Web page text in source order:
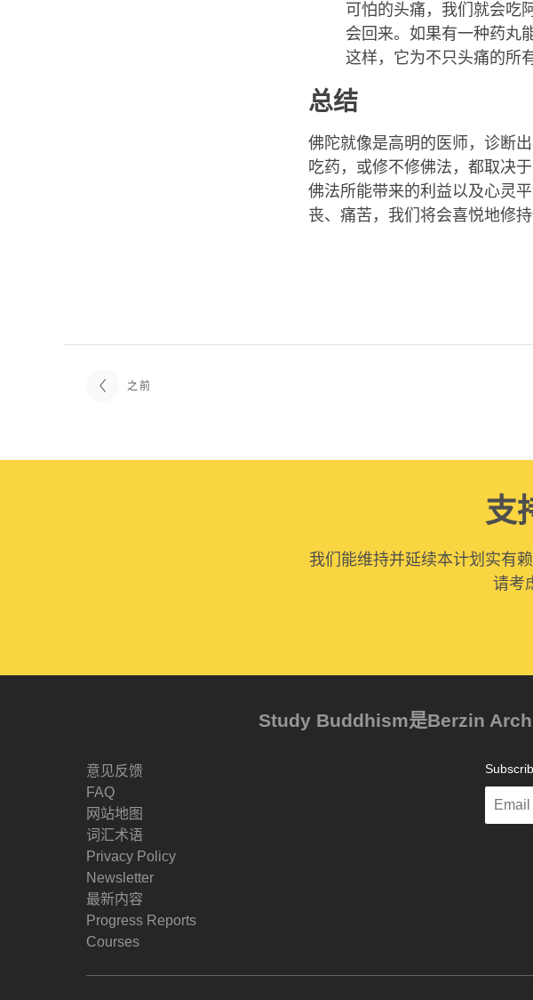
可怕的头痛，我们就会吃
会回来。如果有一种药丸
这样，它为不只头痛的所
总结
佛陀就像是高明的医师，诊断
吃药，或修不修佛法，都取决
佛法所能带来的利益以及心灵
丧、痛苦，我们将会喜悦地修
之前
支
我们能维持并延续本计划实有
请考
Study Buddhism是Berzin
意见反馈
FAQ
网站地图
词汇术语
Privacy Policy
Newsletter
最新内容
Progress Reports
Courses
Enter